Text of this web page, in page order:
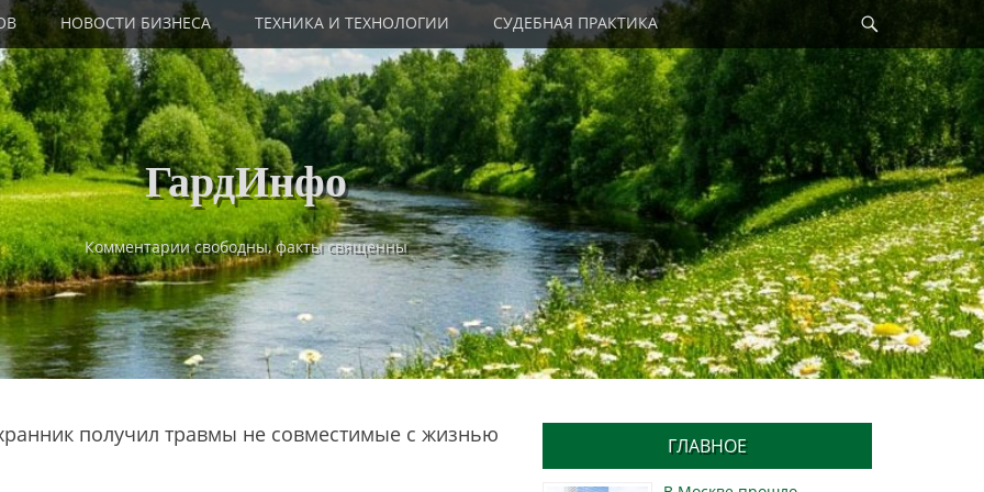
НОВОСТИ БИЗНЕСА ТЕХНИКА И ТЕХНОЛОГИИ СУДЕБНАЯ ПРАКТИКА
ГардИнфо
Комментарии свободны, факты священны
получил травмы не совместимые с жизнью ГЛАВНОЕ